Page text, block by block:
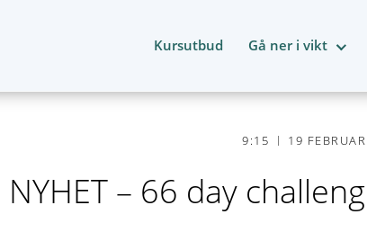
Kursutbud Gå ner i vikt
9:15 19
NYHET – 66 day